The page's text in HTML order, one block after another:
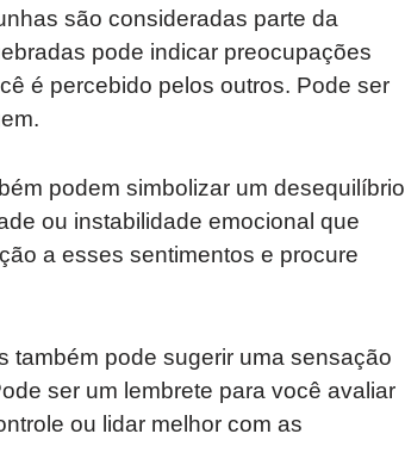
são consideradas parte da
pode indicar preocupações
é percebido pelos outros. Pode ser
podem simbolizar um desequilíbrio
ou instabilidade emocional que
a esses sentimentos e procure
também pode sugerir uma sensação
ser um lembrete para você avaliar
ou lidar melhor com as